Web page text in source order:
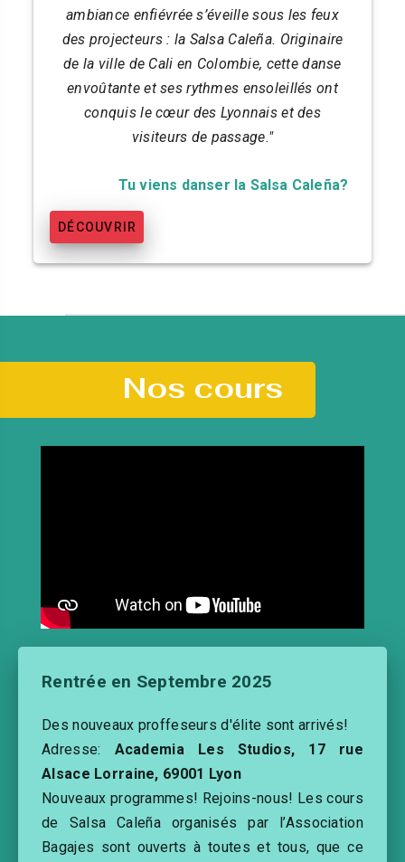
ambiance enfiévrée s’éveille sous les feux
des projecteurs : la Salsa Caleña. Originaire
de la ville de Cali en Colombie, cette danse
envoûtante et ses rythmes ensoleillés ont
conquis le cœur des Lyonnais et des
visiteurs de passage."
Tu viens danser la Salsa Caleña?
DÉCOUVRIR
Nos cours
Rentrée en Septembre 2025
Des nouveaux proffeseurs d'élite sont arrivés!
Adresse: Academia Les Studios, 17 rue
Alsace Lorraine, 69001 Lyon
Nouveaux programmes! Rejoins-nous! Les cours
de Salsa Caleña organisés par l’Association
Bagajes sont ouverts à toutes et tous, que ce